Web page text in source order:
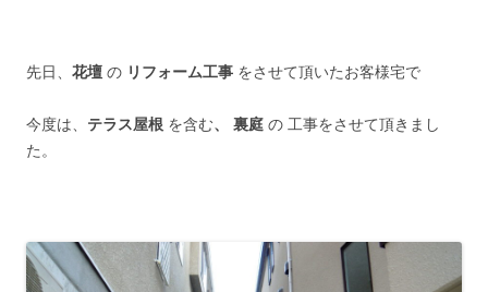
先日、 花壇 の リフォーム工事 をさせて頂いたお客様宅で
今度は、 テラス屋根 を含む、 裏庭 の 工事をさせて頂きまし
た。